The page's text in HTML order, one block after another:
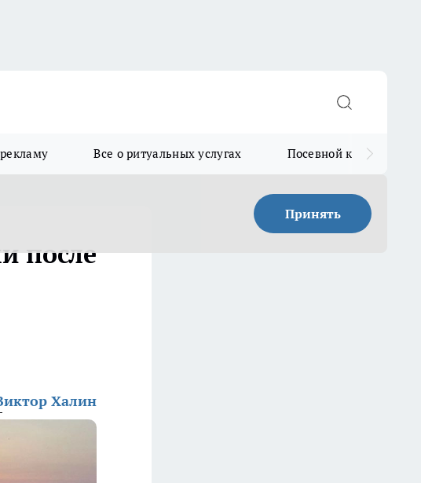
Все о ритуальных услугах Посевной календарь
Принять
после
Халин